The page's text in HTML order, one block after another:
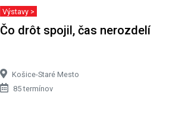
Výstavy >
Čo drôt spojil, čas nerozdelí
Košice-Staré Mesto
85 termínov